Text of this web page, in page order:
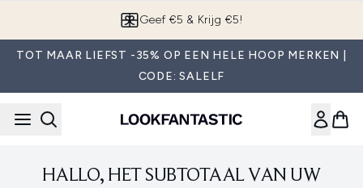
Geef €5 & Krijg €5!
TOT MAAR LIEFST -35% OP EEN HELE HOOP MERKEN |
CODE: SALELF
HALLO, HET SUBTOTAAL VAN UW